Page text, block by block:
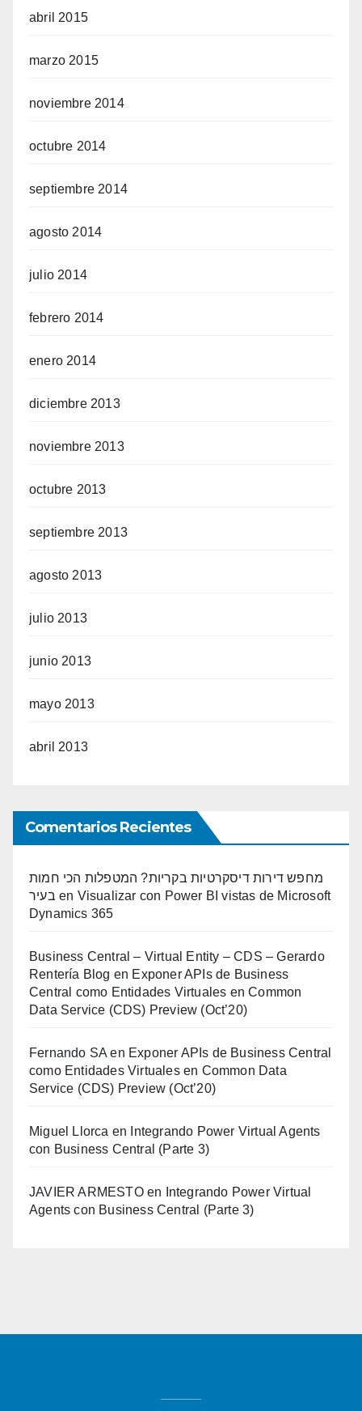
abril 2015
marzo 2015
noviembre 2014
octubre 2014
septiembre 2014
agosto 2014
julio 2014
febrero 2014
enero 2014
diciembre 2013
noviembre 2013
octubre 2013
septiembre 2013
agosto 2013
julio 2013
junio 2013
mayo 2013
abril 2013
Comentarios Recientes
מחפש דירות דיסקרטיות בקריות? המטפלות הכי חמות
בעיר en Visualizar con Power BI vistas de Microsoft
Dynamics 365
Business Central – Virtual Entity – CDS – Gerardo
Rentería Blog en Exponer APIs de Business
Central como Entidades Virtuales en Common
Data Service (CDS) Preview (Oct’20)
Fernando SA en Exponer APIs de Business Central
como Entidades Virtuales en Common Data
Service (CDS) Preview (Oct’20)
Miguel Llorca en
Integrando Power Virtual Agents
con Business Central (Parte 3)
JAVIER ARMESTOen
Integrando Power Virtual
Agents con Business Central (Parte 3)